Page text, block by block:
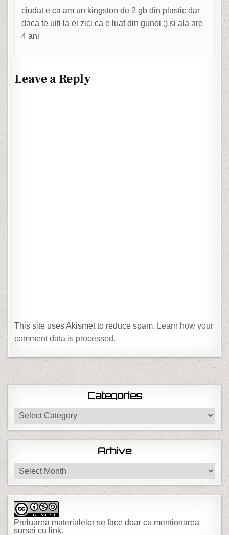
ciudat e ca am un kingston de 2 gb din plastic dar
daca te uiti la el zici ca e luat din gunoi :) si ala are
4 ani
Leave a Reply
This site uses Akismet to reduce spam. Learn how your
comment data is processed.
Categories
Categories
Arhive
Arhive
Preluarea materialelor se face doar cu mentionarea
sursei cu link.